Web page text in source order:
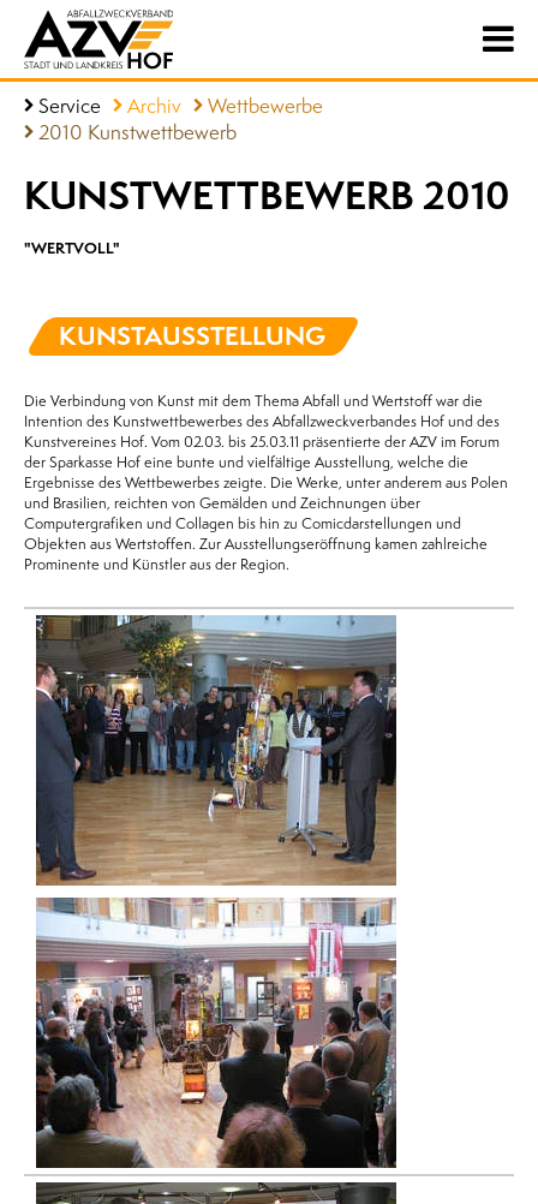
Service Archiv
Wettbewerbe
2010 Kunstwettbewerb
KUNSTWETTBEWERB 2010
"WERTVOLL"
KUNSTAUSSTELLUNG
Die Verbindung von Kunst mit dem Thema Abfall und Wertstoff war die
Intention des Kunstwettbewerbes des Abfallzweckverbandes Hof und des
Kunstvereines Hof. Vom 02.03. bis 25.03.11 präsentierte der AZV im Forum
der Sparkasse Hof eine bunte und vielfältige Ausstellung, welche die
Ergebnisse des Wettbewerbes zeigte. Die Werke, unter anderem aus Polen
und Brasilien, reichten von Gemälden und Zeichnungen über
Computergrafiken und Collagen bis hin zu Comicdarstellungen und
Objekten aus Wertstoffen. Zur Ausstellungseröffnung kamen zahlreiche
Prominente und Künstler aus der Region.